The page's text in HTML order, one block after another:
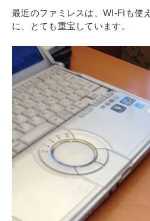
最近のファミレスは、WI-FIも使
に、とても重宝しています。